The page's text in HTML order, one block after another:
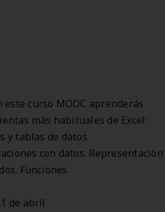
este curso MOOC aprenderás
más habituales de Excel:
y tablas de datos
con datos. Representación
Funciones
de abril